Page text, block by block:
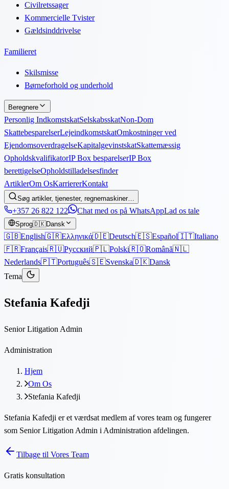
Civilretssager
Kommercielle Tvister
Gældsinddrivelse
Familieret
Skilsmisse
Børneforhold og underhold
Beregnere
Personlig IndkomstskatSelskabsskatNon-Dom
SkattebesparelserLejeindkomstskatOmkostninger ved
EjendomsoverdragelseKapitalgevinstskatSkattemæssig
OpholdskvalifikatorIP Box besparelserIP Box
berettigelseOpholdstilladelsesfinder
ArtiklerOm OsKarriererKontakt
Søg artikler, tjenester, regnemaskiner…
+357 26 822 122 Chat med os på WhatsAppLad os tale
Sprog🇩🇰Dansk
🇬🇧English🇬🇷Ελληνικά🇩🇪Deutsch🇪🇸Español🇮🇹Italiano
🇫🇷Français🇷🇺Русский🇵🇱Polski🇷🇴Română🇳🇱
Nederlands🇵🇹Português🇸🇪Svenska🇩🇰Dansk
Tema
Stefania Kafedji
Senior Litigation Admin
Administration
Hjem
Om Os
Stefania Kafedji
Stefania Kafedji er et værdsat medlem af vores team og fungerer
som Senior Litigation Admin i Administration afdelingen.
Tilbage til Vores Team
Gratis konsultation